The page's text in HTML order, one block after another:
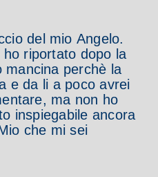
del mio Angelo.
riportato dopo la
perchè la
e da li a poco avrei
ma non ho
inspiegabile ancora
che mi sei